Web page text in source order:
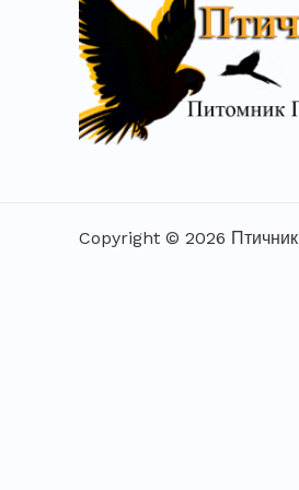
Copyright © 2026 Птичник